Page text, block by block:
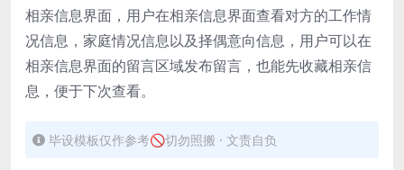
相亲信息界面，用户在相亲信息界面查看对方的工作情
况信息，家庭情况信息以及择偶意向信息，用户可以在
相亲信息界面的留言区域发布留言，也能先收藏相亲信
息，便于下次查看。
毕设模板仅作参考🚫切勿照搬 · 文责自负